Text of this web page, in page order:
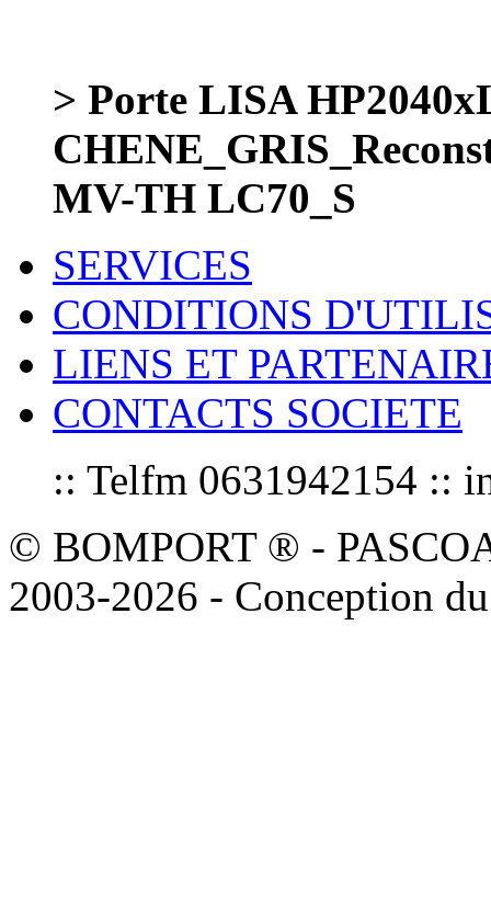
> Porte LISA
MV-TH LC70_S
SERVICES
CONDITIONS
LIENS ET
CONTACTS SOCIETE
:: Telfm 0631942154 ::
© BOMPORT ® -
2003-2026 - Conception